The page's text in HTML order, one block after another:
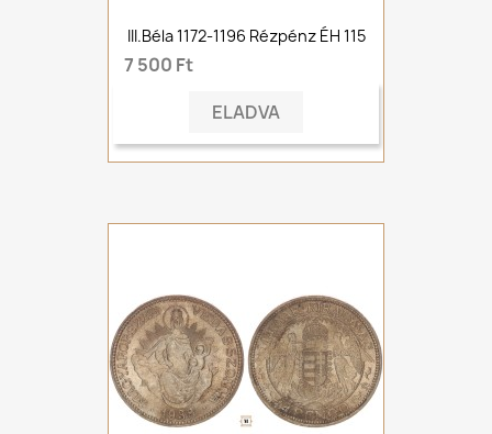
III.Béla 1172-1196 Rézpénz ÉH 115
7 500 Ft
ELADVA